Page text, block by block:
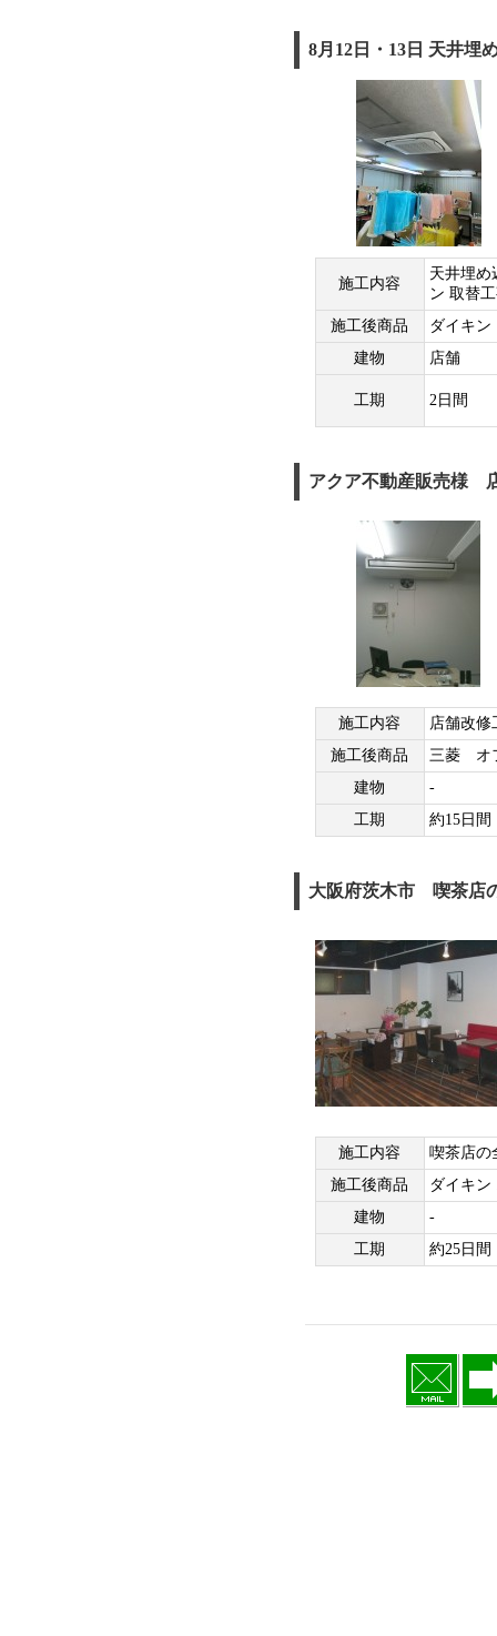
8月12日・13日 天井埋
施工内容
天井埋
ン 取替
施工後商品
ダイキン
建物
店舗
工期 2日間
アクア不動産販売様
施工内容
店舗改修
施工後商品
三菱 オ
建物
-
工期
約15日間
大阪府茨木市 喫茶店
施工内容
喫茶店の
施工後商品
ダイキン
建物
-
工期
約25日間